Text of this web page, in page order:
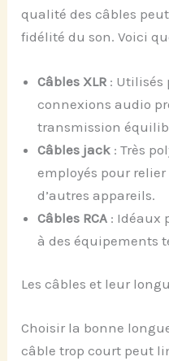
qualité des câbles
fidélité du son. Voici
Câbles XLR : Utilisés
connexions audio
transmission
Câbles jack : Très
employés pour
d’autres appareils.
Câbles RCA : Idéaux
à des équipements
Les câbles et leur
Choisir la bonne
câble trop court peut